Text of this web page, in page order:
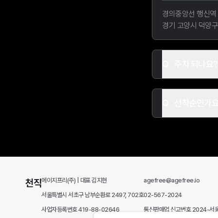
경의중앙선 행신
경기 고양시 덕양
천직에이지프리(주) | 대표 김지현
서울특별시 서초구 남부순환로 2497, 702호
사업자등록번호 419-88-02646
agefree@agefree.io
02-567-2024
통신판매업 신고번호 2024-